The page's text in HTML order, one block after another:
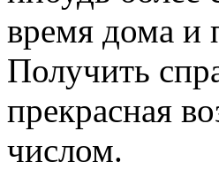
время дома и
Получить
прекрасная
числом.